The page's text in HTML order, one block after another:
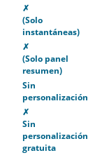
✗
(Solo
instantáneas)
✗
(Solo panel
resumen)
Sin
personalización
✗
Sin
personalización
gratuita